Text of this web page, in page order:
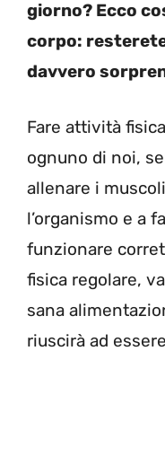
giorno? Ecco
corpo:
davvero
Fare attività
ognuno di noi,
allenare i
l’organismo e a
funzionare
fisica regolare,
sana
riuscirà ad